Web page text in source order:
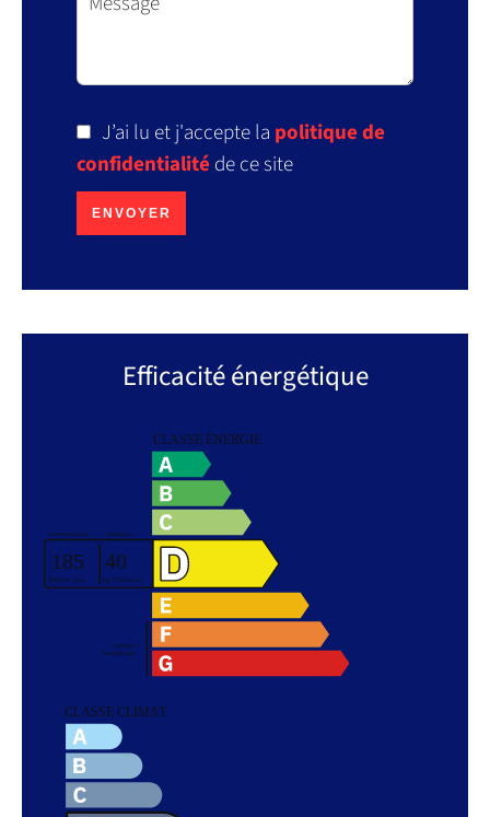
J’ai lu et j'accepte la politique de
confidentialitéde ce site
ENVOYER
Efficacité énergétique